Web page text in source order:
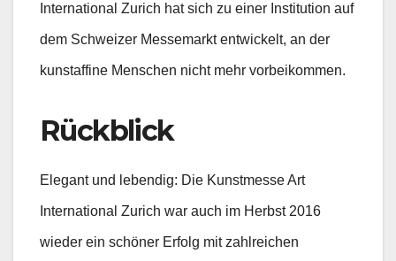
International Zurich hat sich zu einer Institution auf
dem Schweizer Messemarkt entwickelt, an der
kunstaffine Menschen nicht mehr vorbeikommen.
Rückblick
Elegant und lebendig: Die Kunstmesse Art
International Zurich war auch im Herbst 2016
wieder ein schöner Erfolg mit zahlreichen